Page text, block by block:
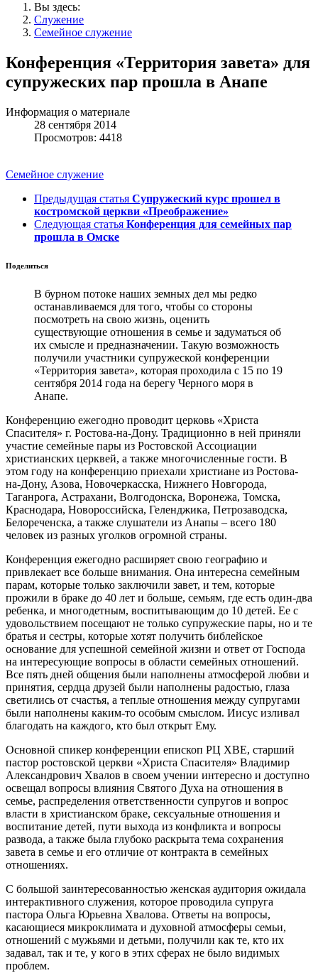
Вы здесь:
Служение
Семейное служение
Конференция «Территория завета» для
супружеских пар прошла в Анапе
Информация о материале
28 сентября 2014
Просмотров: 4418
Семейное служение
Предыдущая статья Супружеский курс прошел в
костромской церкви «Преображение»
Следующая статья Конференция для семейных пар
прошла в Омске
Поделиться
В бурном потоке наших земных дел мы редко
останавливаемся для того, чтобы со стороны
посмотреть на свою жизнь, оценить
существующие отношения в семье и задуматься об
их смысле и предназначении. Такую возможность
получили участники супружеской конференции
«Территория завета», которая проходила с 15 по 19
сентября 2014 года на берегу Черного моря в
Анапе.
Конференцию ежегодно проводит церковь «Христа
Спасителя» г. Ростова-на-Дону. Традиционно в ней приняли
участие семейные пары из Ростовской Ассоциации
христианских церквей, а также многочисленные гости. В
этом году на конференцию приехали христиане из Ростова-
на-Дону, Азова, Новочеркасска, Нижнего Новгорода,
Таганрога, Астрахани, Волгодонска, Воронежа, Томска,
Краснодара, Новороссийска, Геленджика, Петрозаводска,
Белореченска, а также слушатели из Анапы – всего 180
человек из разных уголков огромной страны.
Конференция ежегодно расширяет свою географию и
привлекает все больше внимания. Она интересна семейным
парам, которые только заключили завет, и тем, которые
прожили в браке до 40 лет и больше, семьям, где есть один-два
ребенка, и многодетным, воспитывающим до 10 детей. Ее с
удовольствием посещают не только супружеские пары, но и те
братья и сестры, которые хотят получить библейское
основание для успешной семейной жизни и ответ от Господа
на интересующие вопросы в области семейных отношений.
Все пять дней общения были наполнены атмосферой любви и
принятия, сердца друзей были наполнены радостью, глаза
светились от счастья, а теплые отношения между супругами
были наполнены каким-то особым смыслом. Иисус изливал
благодать на каждого, кто был открыт Ему.
Основной спикер конференции епископ РЦ ХВЕ, старший
пастор ростовской церкви «Христа Спасителя» Владимир
Александрович Хвалов в своем учении интересно и доступно
освещал вопросы влияния Святого Духа на отношения в
семье, распределения ответственности супругов и вопрос
власти в христианском браке, сексуальные отношения и
воспитание детей, пути выхода из конфликта и вопросы
развода, а также была глубоко раскрыта тема сохранения
завета в семье и его отличие от контракта в семейных
отношениях.
С большой заинтересованностью женская аудитория ожидала
интерактивного служения, которое проводила супруга
пастора Ольга Юрьевна Хвалова. Ответы на вопросы,
касающиеся микроклимата и духовной атмосферы семьи,
отношений с мужьями и детьми, получили как те, кто их
задавал, так и те, у кого в этих сферах не было видимых
проблем.